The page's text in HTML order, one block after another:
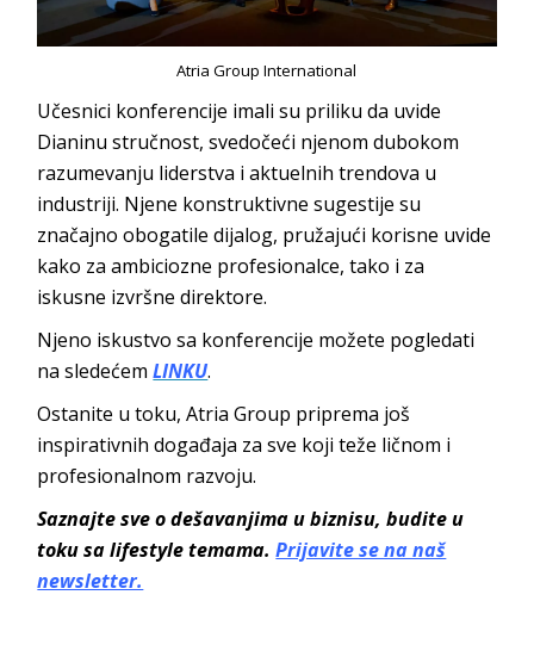
Atria Group International
Učesnici konferencije imali su priliku da uvide
Dianinu stručnost, svedočeći njenom dubokom
razumevanju liderstva i aktuelnih trendova u
industriji. Njene konstruktivne sugestije su
značajno obogatile dijalog, pružajući korisne uvide
kako za ambiciozne profesionalce, tako i za
iskusne izvršne direktore.
Njeno iskustvo sa konferencije možete pogledati
na sledećemLINKU.
Ostanite u toku, Atria Group priprema još
inspirativnih događaja za sve koji teže ličnom i
profesionalnom razvoju.
Saznajte sve o dešavanjima u biznisu, budite u
toku sa lifestyle temama.Prijavite se na naš
newsletter.